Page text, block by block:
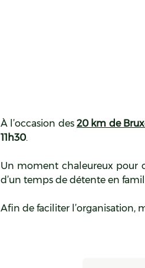
À l’occasion des20 km de
11h30.
Un moment chaleureux pour
d’un temps de détente en
Afin de faciliter l’organisation,